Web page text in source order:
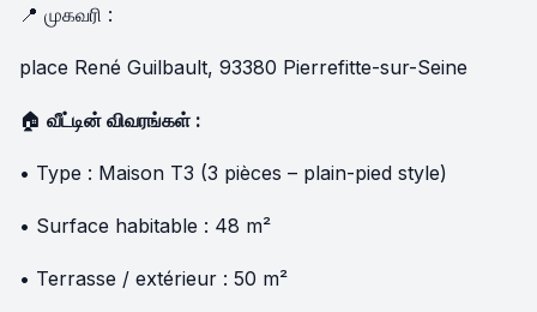
📍 முகவரி :
place René Guilbault, 93380 Pierrefitte-sur-Seine
🏠 வீட்டின் விவரங்கள் :
• Type : Maison T3 (3 pièces – plain-pied style)
• Surface habitable : 48 m²
• Terrasse / extérieur : 50 m²